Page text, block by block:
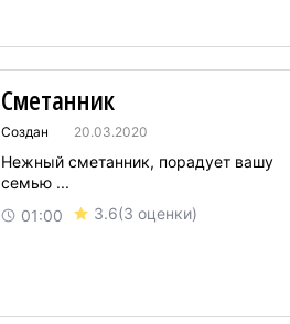
Сметанник
Создан 20.03.2020
01:00 3.6(3 оценки)
Нежный сметанник, порадует вашу
семью ...